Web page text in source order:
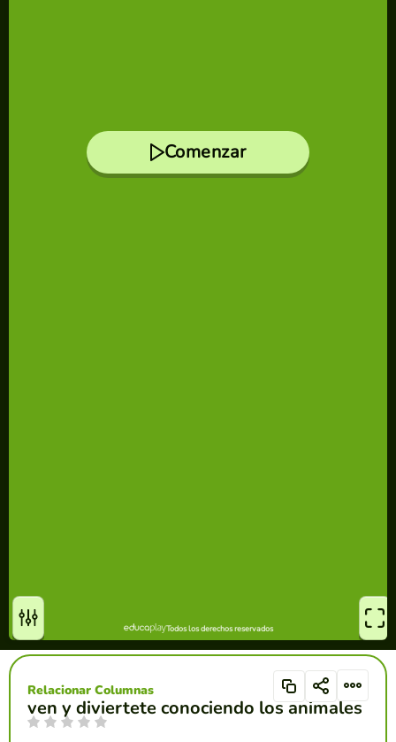
ven y diviertete conociendo los animales
Relacionar Columnas